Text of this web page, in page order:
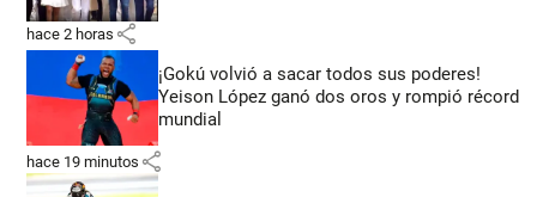
hace 2 horas share
¡Gokú volvió a sacar todos sus poderes!
Yeison López ganó dos oros y rompió récord
mundial
hace 19 minutos share